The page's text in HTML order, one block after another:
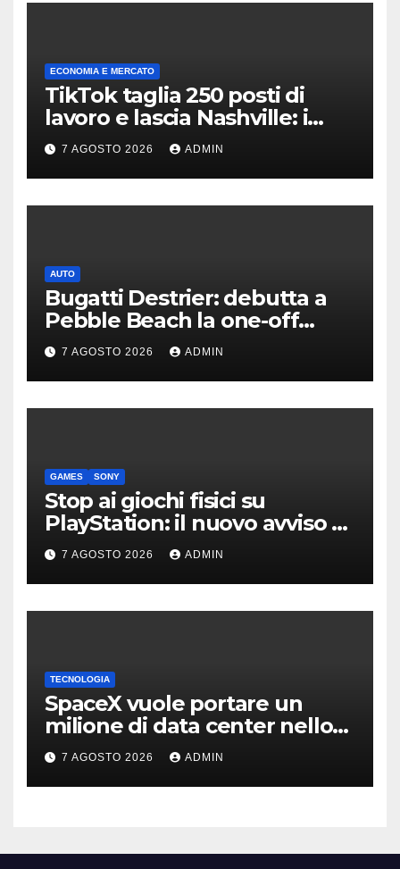
ECONOMIA E MERCATO
TikTok taglia 250 posti di
lavoro e lascia Nashville: i
motivi della scelta
7 AGOSTO 2026 ADMIN
AUTO
Bugatti Destrier: debutta a
Pebble Beach la one-off
derivata dalla Bolide
7 AGOSTO 2026 ADMIN
GAMES SONY
Stop ai giochi fisici su
PlayStation: il nuovo avviso di
Sony è l’ennesima conferma
7 AGOSTO 2026 ADMIN
TECNOLOGIA
SpaceX vuole portare un
milione di data center nello
spazio: Nvidia sarà il cervello
7 AGOSTO 2026 ADMIN